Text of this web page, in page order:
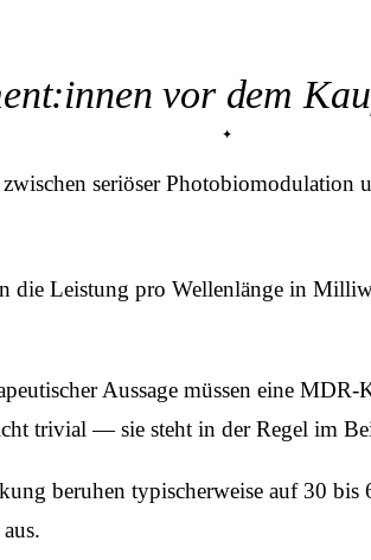
vor dem
seriöser
die Leistung pro Wellenlänge in
Aussage müssen eine
trivial — sie steht in der Regel im
beruhen typischerweise auf 30 bis